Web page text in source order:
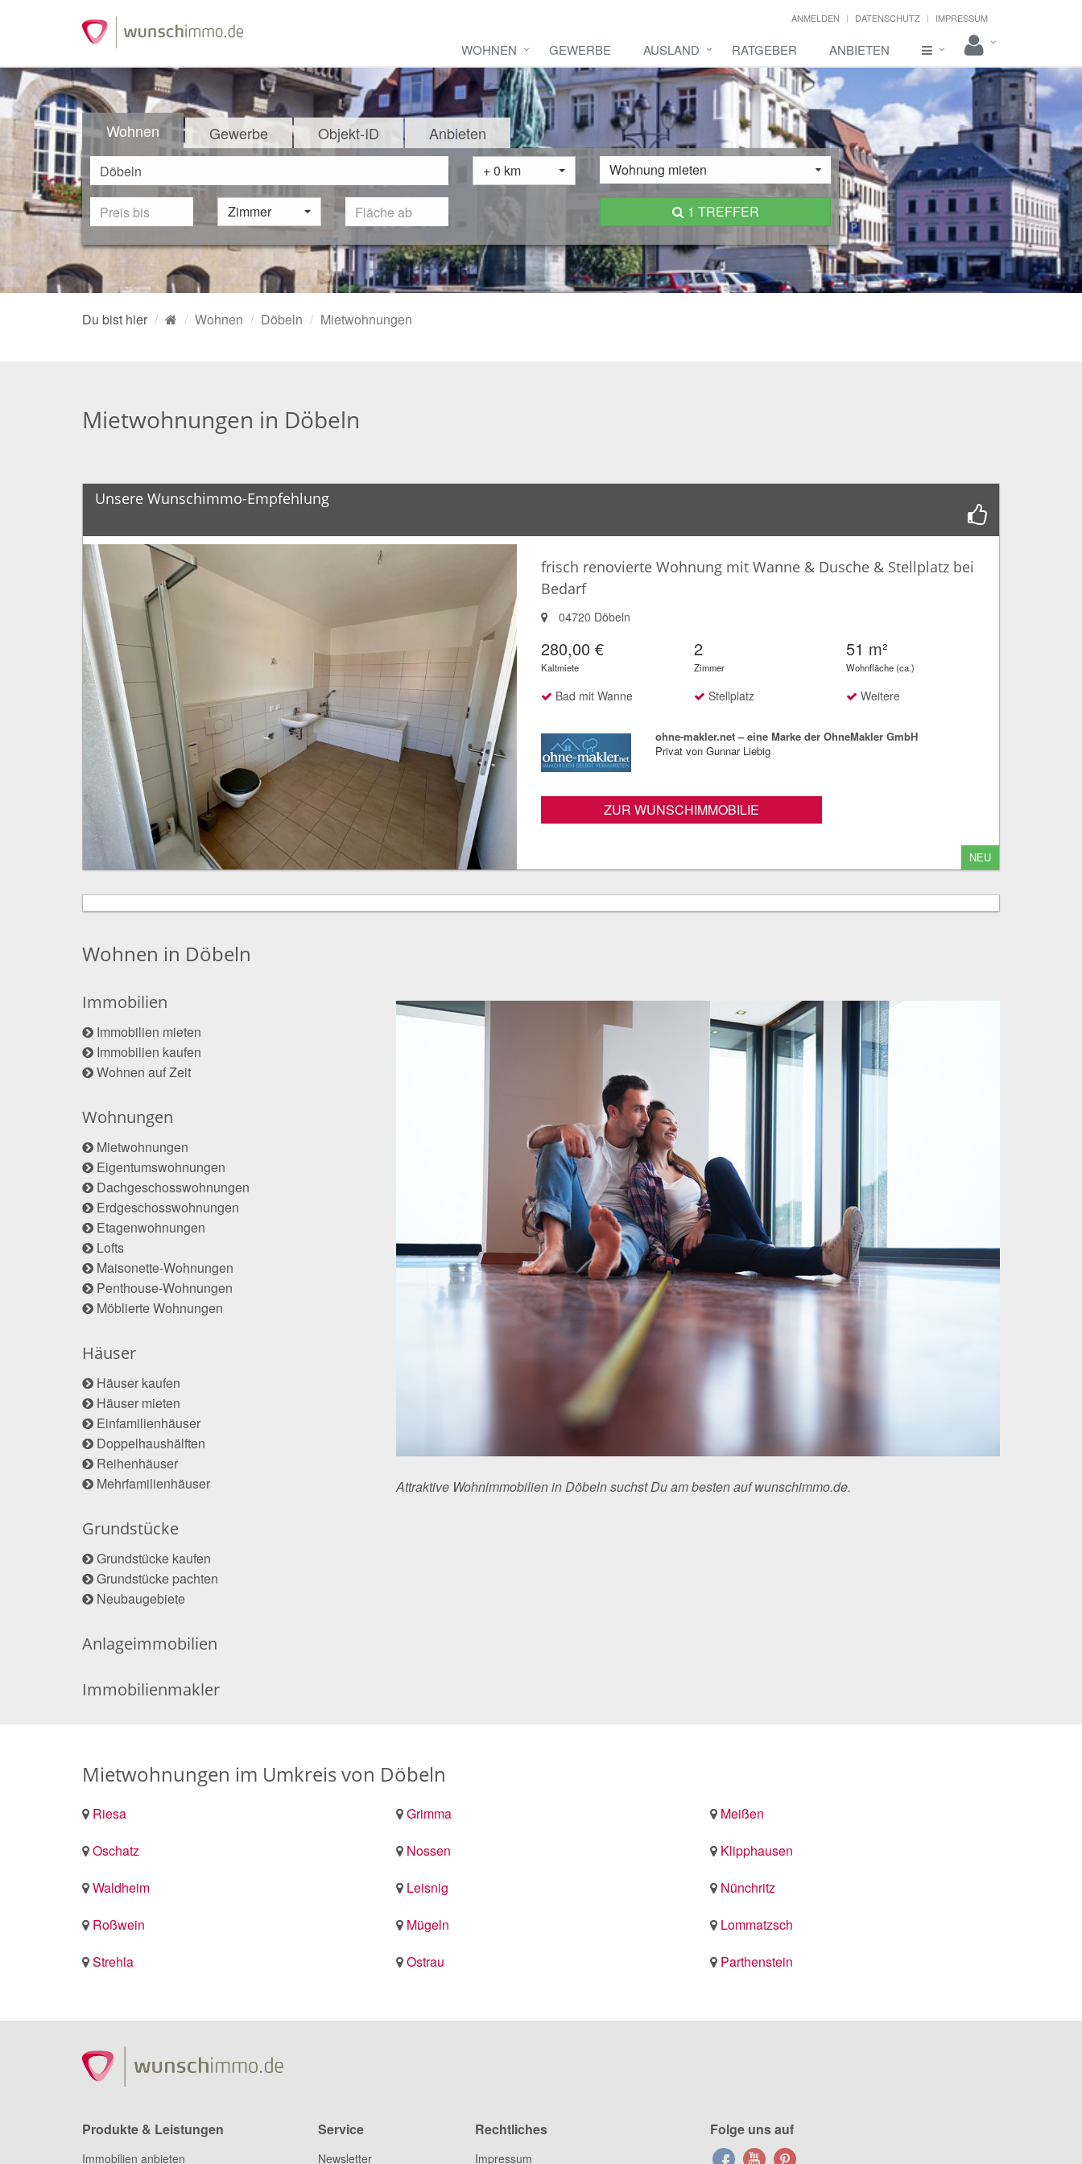
ANMELDEN DATENSCHUTZ IMPRESSUM
WOHNEN GEWERBE AUSLAND RATGEBER ANBIETEN
Wohnen Gewerbe Objekt-ID Anbieten
+ 0 km Wohnung mieten
Zimmer 1 TREFFER
Du bist hier Wohnen Döbeln Mietwohnungen
Mietwohnungen in Döbeln
Unsere Wunschimmo-Empfehlung
frisch renovierte Wohnung mit Wanne & Dusche & Stellplatz bei
Bedarf
04720 Döbeln
280,00 €
Kaltmiete
2
Zimmer
51 m²
Wohnfläche (ca.)
Bad mit Wanne Stellplatz Weitere
ohne-makler.net – eine Marke der OhneMakler GmbH
Privat von Gunnar Liebig
ZUR WUNSCHIMMOBILIE
NEU
Wohnen in Döbeln
Immobilien
Immobilien mieten
Immobilien kaufen
Wohnen auf Zeit
Wohnungen
Mietwohnungen
Eigentumswohnungen
Dachgeschosswohnungen
Erdgeschosswohnungen
Etagenwohnungen
Lofts
Maisonette-Wohnungen
Penthouse-Wohnungen
Möblierte Wohnungen
Häuser
Häuser kaufen
Häuser mieten
Einfamilienhäuser
Doppelhaushälften
Reihenhäuser
Mehrfamilienhäuser
Grundstücke
Grundstücke kaufen
Grundstücke pachten
Neubaugebiete
Anlageimmobilien
Immobilienmakler
Attraktive Wohnimmobilien in Döbeln suchst Du am besten auf wunschimmo.de.
Mietwohnungen im Umkreis von Döbeln
Riesa Grimma
Meißen
Oschatz
Nossen
Klipphausen
Waldheim
Leisnig
Nünchritz
Roßwein
Mügeln
Lommatzsch
Strehla
Ostrau Parthenstein
Produkte & Leistungen
Immobilien anbieten
Service
Newsletter
Rechtliches
Impressum
Folge uns auf